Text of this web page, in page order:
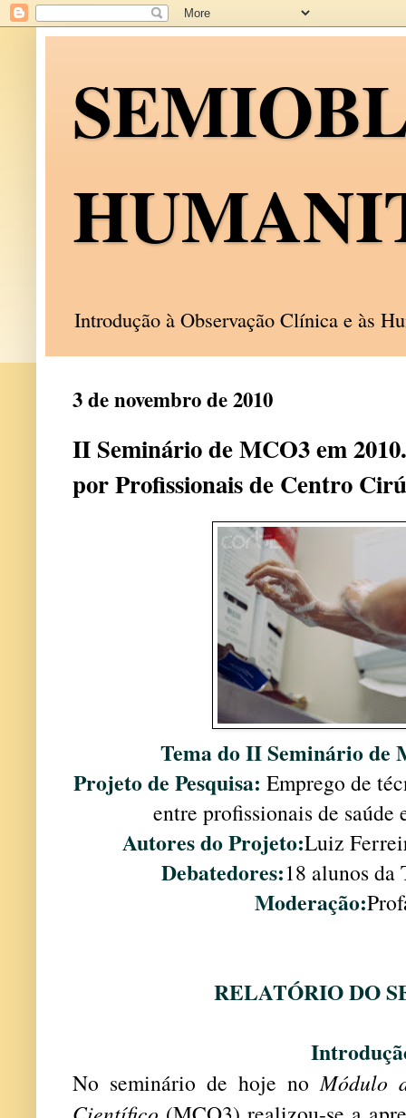
Introdução à Observação Clínica e às
3 de novembro de 2010
II Seminário de MCO3 em
por Profissionais de Centro
Tema do II Seminário de
Projeto de Pesquisa: Emprego de
entre profissionais de
Autores do Projeto:Luiz
Debatedores:18 alunos da
Moderação:
RELATÓRIO DO
No seminário de hoje noMódulo